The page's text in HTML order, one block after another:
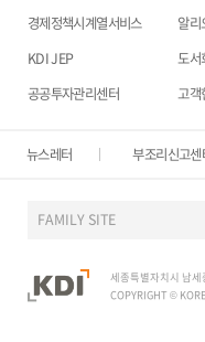
경제정책시계열서비스
KDI JEP
공공투자관리센터
알리
도서
고객
뉴스레터 부조리신고센
세종특별자치시 남세
COPYRIGHT ©
FAMILY SITE